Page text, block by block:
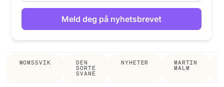
MOMSSVIK DEN
SORTE
SVANE
NYHETER MARTIN
MALM